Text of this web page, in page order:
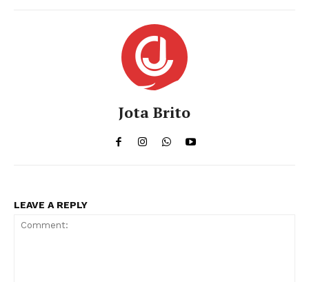
Jota Brito
LEAVE A REPLY